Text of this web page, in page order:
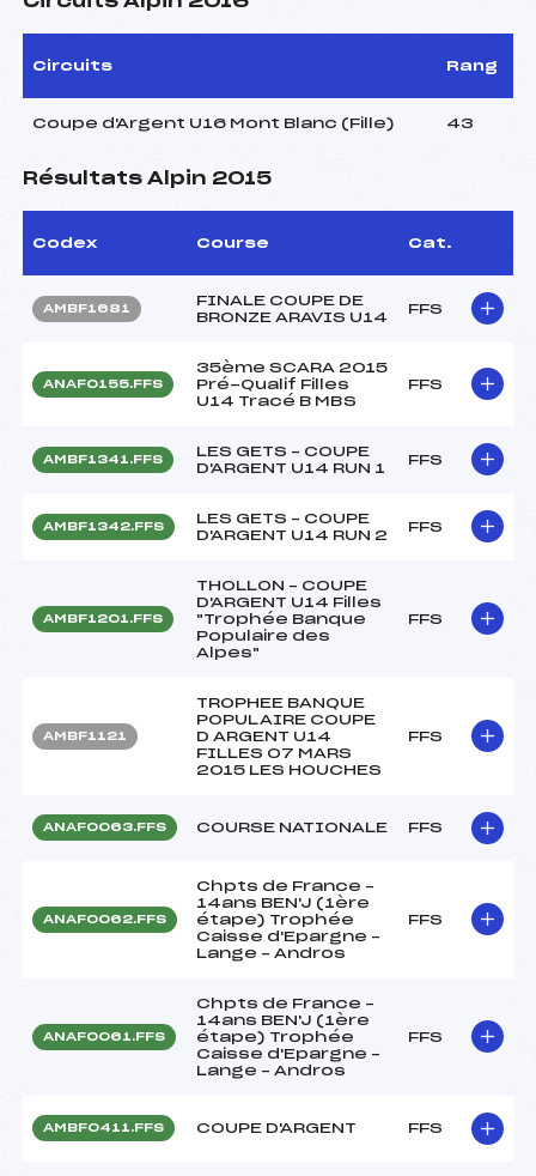
Circuits Rang
Coupe d'Argent U16 Mont Blanc (Fille) 43
Résultats Alpin 2015
Codex Course Cat.
AMBF1681
FINALE COUPE DE
BRONZE ARAVIS U14
FFS
ANAF0155.FFS
35ème SCARA 2015
Pré-Qualif Filles
U14 Tracé B MBS
FFS
AMBF1341.FFS
LES GETS – COUPE
D'ARGENT U14 RUN 1
FFS
AMBF1342.FFS
LES GETS – COUPE
D'ARGENT U14 RUN 2
FFS
AMBF1201.FFS
THOLLON – COUPE
D'ARGENT U14 Filles
"Trophée Banque
Populaire des
Alpes"
FFS
AMBF1121
TROPHEE BANQUE
POPULAIRE COUPE
D ARGENT U14
FILLES 07 MARS
2015 LES HOUCHES
FFS
ANAF0063.FFS COURSE NATIONALE FFS
ANAF0062.FFS
Chpts de France –
14ans BEN'J (1ère
étape) Trophée
Caisse d'Epargne –
Lange – Andros
FFS
ANAF0061.FFS
Chpts de France –
14ans BEN'J (1ère
étape) Trophée
Caisse d'Epargne –
Lange – Andros
FFS
AMBF0411.FFS COUPE D'ARGENT FFS